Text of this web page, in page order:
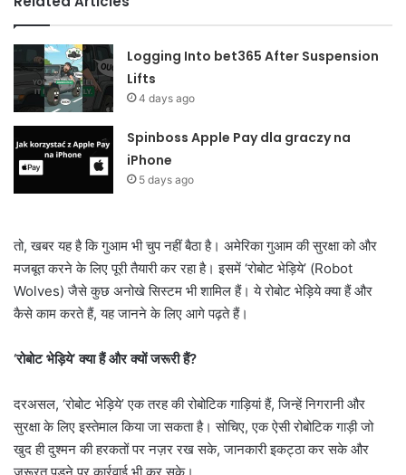
Logging Into bet365 After Suspension
Lifts
4 days ago
Spinboss Apple Pay dla graczy na
iPhone
5 days ago
तो, खबर यह है कि गुआम भी चुप नहीं बैठा है। अमेरिका गुआम की सुरक्षा को और
मजबूत करने के लिए पूरी तैयारी कर रहा है। इसमें ‘रोबोट भेड़िये’ (Robot
Wolves) जैसे कुछ अनोखे सिस्टम भी शामिल हैं। ये रोबोट भेड़िये क्या हैं और
कैसे काम करते हैं, यह जानने के लिए आगे पढ़ते हैं।
‘रोबोट भेड़िये’ क्या हैं और क्यों जरूरी हैं?
दरअसल, ‘रोबोट भेड़िये’ एक तरह की रोबोटिक गाड़ियां हैं, जिन्हें निगरानी और
सुरक्षा के लिए इस्तेमाल किया जा सकता है। सोचिए, एक ऐसी रोबोटिक गाड़ी जो
खुद ही दुश्मन की हरकतों पर नज़र रख सके, जानकारी इकट्ठा कर सके और